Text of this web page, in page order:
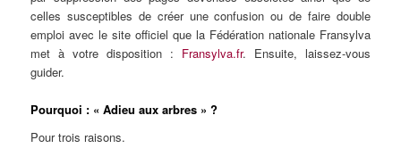
celles susceptibles de créer une confusion ou de faire double
emploi avec le site officiel que la Fédération nationale Fransylva
met à votre disposition : Fransylva.fr. Ensuite, laissez-vous
guider.
Pourquoi : « Adieu aux arbres » ?
Pour trois raisons.